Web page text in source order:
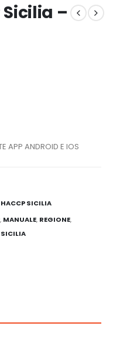
–
APP ANDROID E IOS
SICILIA
, MANUALE, REGIONE,
SICILIA